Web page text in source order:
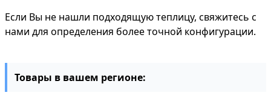
Если Вы не нашли подходящую теплицу, свяжитесь с
нами для определения более точной конфигурации.
Товары в вашем регионе: